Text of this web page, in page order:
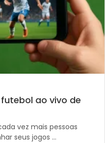
ao vivo de
vez mais pessoas
seus jogos …